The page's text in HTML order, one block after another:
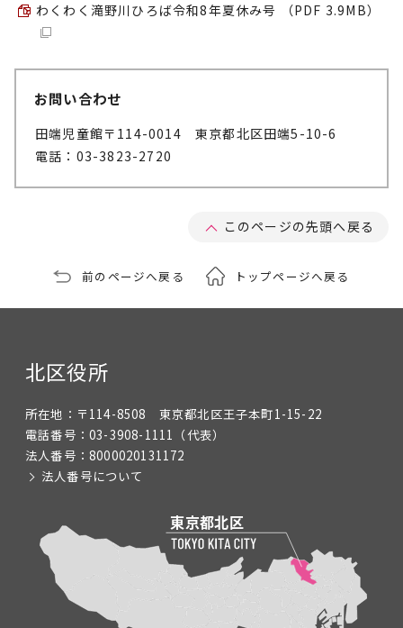
わくわく滝野川ひろば令和8年夏休み号 （PDF 3.9MB）
お問い合わせ
田端児童館〒114-0014 東京都北区田端5-10-6
電話：03-3823-2720
このページの先頭へ戻る
前のページへ戻る トップページへ戻る
北区役所
所在地： 〒114-8508 東京都北区王子本町1-15-22
電話番号： 03-3908-1111 （代表）
法人番号： 8000020131172
法人番号について